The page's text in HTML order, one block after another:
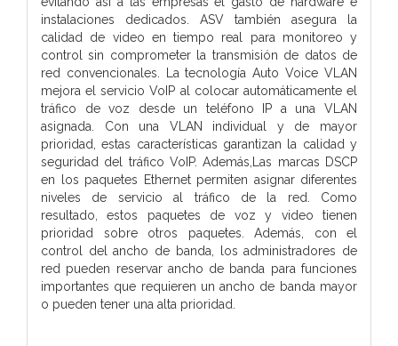
instalaciones dedicados. ASV también asegura la
calidad de video en tiempo real para monitoreo y
control sin comprometer la transmisión de datos de
red convencionales. La tecnología Auto Voice VLAN
mejora el servicio VoIP al colocar automáticamente el
tráfico de voz desde un teléfono IP a una VLAN
asignada. Con una VLAN individual y de mayor
prioridad, estas características garantizan la calidad y
seguridad del tráfico VoIP. Además,Las marcas DSCP
en los paquetes Ethernet permiten asignar diferentes
niveles de servicio al tráfico de la red. Como
resultado, estos paquetes de voz y video tienen
prioridad sobre otros paquetes. Además, con el
control del ancho de banda, los administradores de
red pueden reservar ancho de banda para funciones
importantes que requieren un ancho de banda mayor
o pueden tener una alta prioridad.